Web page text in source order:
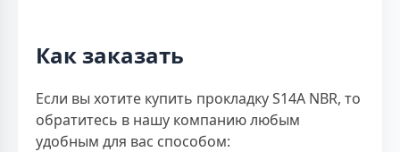
Как заказать
Если вы хотите купить прокладку S14A NBR, то
обратитесь в нашу компанию любым
удобным для вас способом: